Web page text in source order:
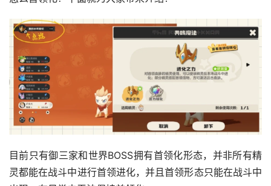
目前只有御三家和世界BOSS拥有首领化形态，并非所有精
灵都能在战斗中进行首领进化，并且首领形态只能在战斗中